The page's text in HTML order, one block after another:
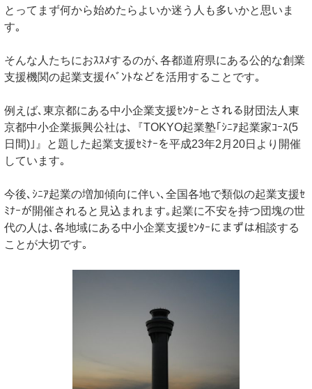
とってまず何から始めたらよいか迷う人も多いかと思いま
す｡
そんな人たちにおｽｽﾒするのが､各都道府県にある公的な創業
支援機関の起業支援ｲﾍﾞﾝﾄなどを活用することです｡
例えば､東京都にある中小企業支援ｾﾝﾀｰとされる財団法人東
京都中小企業振興公社は､『TOKYO起業塾｢ｼﾆｱ起業家ｺｰｽ(5
日間)｣』と題した起業支援ｾﾐﾅｰを平成23年2月20日より開催
しています｡
今後､ｼﾆｱ起業の増加傾向に伴い､全国各地で類似の起業支援ｾ
ﾐﾅｰが開催されると見込まれます｡起業に不安を持つ団塊の世
代の人は､各地域にある中小企業支援ｾﾝﾀｰにまずは相談する
ことが大切です｡